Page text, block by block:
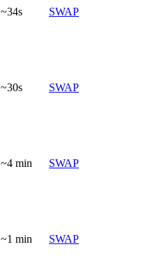
~34s SWAP
~30s SWAP
~4 min SWAP
~1 min SWAP